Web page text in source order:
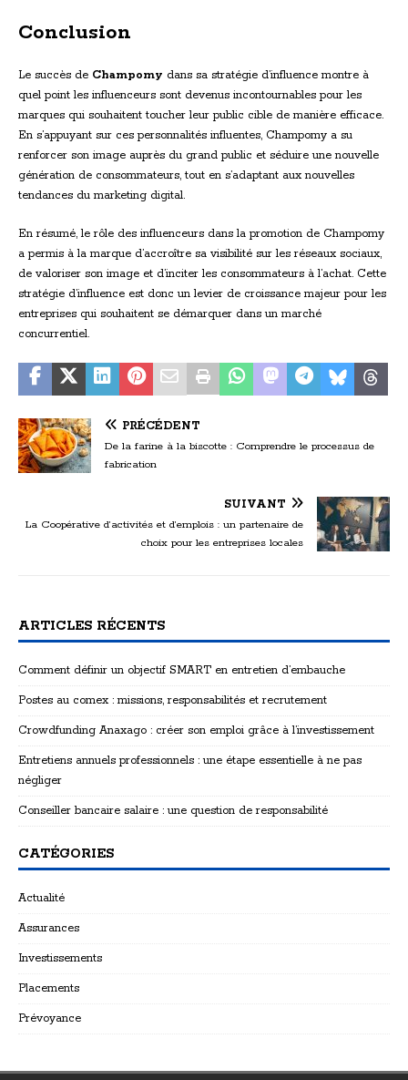
Conclusion
Le succès de Champomy dans sa stratégie d’influence montre à
quel point les influenceurs sont devenus incontournables pour les
marques qui souhaitent toucher leur public cible de manière efficace.
En s’appuyant sur ces personnalités influentes, Champomy a su
renforcer son image auprès du grand public et séduire une nouvelle
génération de consommateurs, tout en s’adaptant aux nouvelles
tendances du marketing digital.
En résumé, le rôle des influenceurs dans la promotion de Champomy
a permis à la marque d’accroître sa visibilité sur les réseaux sociaux,
de valoriser son image et d’inciter les consommateurs à l’achat. Cette
stratégie d’influence est donc un levier de croissance majeur pour les
entreprises qui souhaitent se démarquer dans un marché
concurrentiel.
PRÉCÉDENT
De la farine à la biscotte : Comprendre le processus de
fabrication
SUIVANT
La Coopérative d’activités et d’emplois : un partenaire de
choix pour les entreprises locales
ARTICLES RÉCENTS
Comment définir un objectif SMART en entretien d’embauche
Postes au comex : missions, responsabilités et recrutement
Crowdfunding Anaxago : créer son emploi grâce à l’investissement
Entretiens annuels professionnels : une étape essentielle à ne pas
négliger
Conseiller bancaire salaire : une question de responsabilité
CATÉGORIES
Actualité
Assurances
Investissements
Placements
Prévoyance